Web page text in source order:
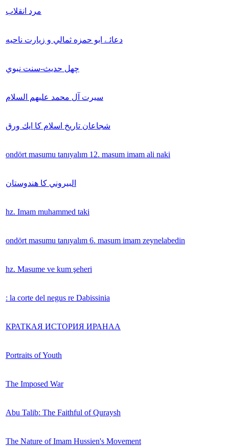
مرد انقلاب
دعائے ابو حمزه ثمالي و زيارت ناحيه
چهل حديث-سنت نبوي
سيرت آل محمد عليهم السلام
شجاعان تاريخ اسلام كا ايك ورق
ondört masumu tanıyalım 12. masum imam ali naki
البيروني كا هندوستان
hz. Imam muhammed taki
ondört masumu tanıyalım 6. masum imam zeynelabedin
hz. Masume ve kum şeheri
: la corte del negus re Dabissinia
КРАТКАЯ ИСТОРИЯ ИРАНАA
Portraits of Youth
The Imposed War
Abu Talib: The Faithful of Quraysh
The Nature of Imam Hussien's Movement